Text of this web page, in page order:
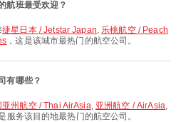
航班最受欢迎？
捷星日本 / Jetstar Japan, 乐桃航空 / Peach
，这是该城市最热门的航空公司。
有哪些？
亚州航空 / Thai AirAsia, 亚洲航空 / AirAsia,
服务该目的地最热门的航空公司。